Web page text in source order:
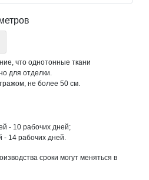
что однотонные ткани
для отделки.
не более 50 см.
- 10 рабочих дней;
- 14 рабочих дней.
сроки могут меняться в